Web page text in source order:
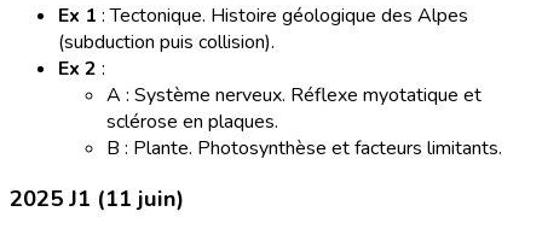
Ex 1 : Tectonique. Histoire géologique des Alpes
(subduction puis collision).
Ex 2 :
A : Système nerveux. Réflexe myotatique et
sclérose en plaques.
B : Plante. Photosynthèse et facteurs limitants.
2025 J1 (11 juin)